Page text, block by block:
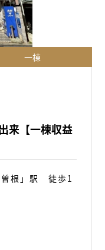
一棟
来【一棟収益
曽根」駅 徒歩1